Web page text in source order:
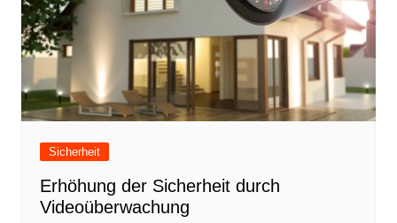
Sicherheit
Erhöhung der Sicherheit durch
Videoüberwachung